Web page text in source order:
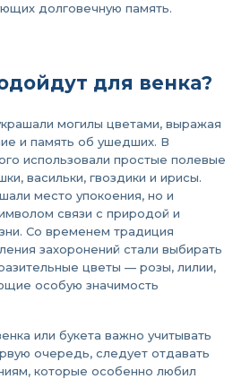
долговечную память.
для венка?
могилы цветами, выражая
и память об ушедших. В
использовали простые полевые
васильки, гвоздики и ирисы.
место упокоения, но и
связи с природой и
Со временем традиция
захоронений стали выбирать
цветы — розы, лилии,
особую значимость
или букета важно учитывать
очередь, следует отдавать
которые особенно любил